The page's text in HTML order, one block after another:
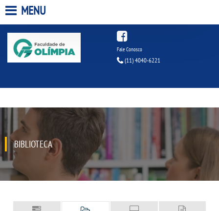
HOME
INFRAESTRUTURA
MENU
Fale Conosco
(11) 4040-6221
BIBLIOTECA